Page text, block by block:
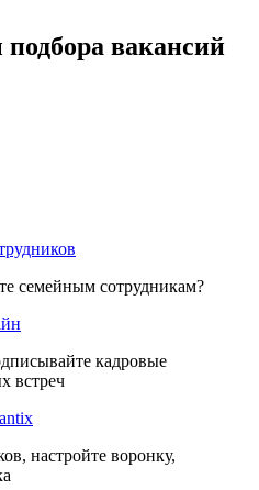
вакансий
семейным сотрудникам?
кадровые
встреч
настройте воронку,